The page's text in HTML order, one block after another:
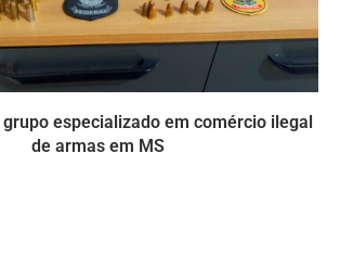
especializado em comércio ilegal
de armas em MS